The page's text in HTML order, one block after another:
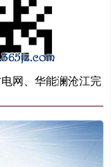
网、华能澜沧江完